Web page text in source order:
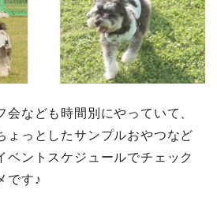
会なども時間別にやっていて、
ょっとしたサンプルおやつなど
ベントスケジュールでチェック
です♪